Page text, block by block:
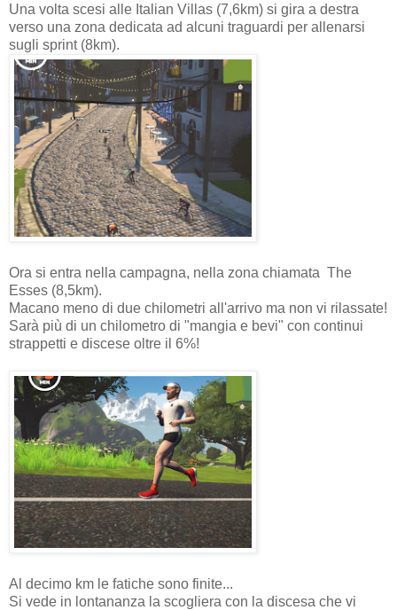
Una volta scesi alle Italian Villas (7,6km) si gira a destra
verso una zona dedicata ad alcuni traguardi per allenarsi
sugli sprint (8km).
Ora si entra nella campagna, nella zona chiamata The
Esses (8,5km).
Macano meno di due chilometri all'arrivo ma non vi rilassate!
Sarà più di un chilometro di "mangia e bevi" con continui
strappetti e discese oltre il 6%!
Al decimo km le fatiche sono finite...
Si vede in lontananza la scogliera con la discesa che vi